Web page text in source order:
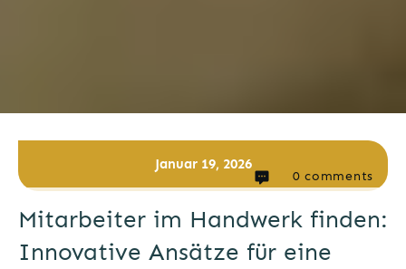
Januar 19, 2026
0 comments
Mitarbeiter im Handwerk finden:
Innovative Ansätze für eine